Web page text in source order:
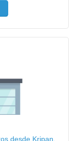
desde Kripan,